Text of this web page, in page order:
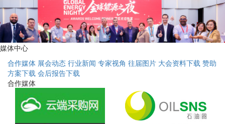
媒体中心
合作媒体 展会动态 行业新闻 专家视角 往届图片 大会资料下载 赞助
方案下载 会后报告下载
合作媒体